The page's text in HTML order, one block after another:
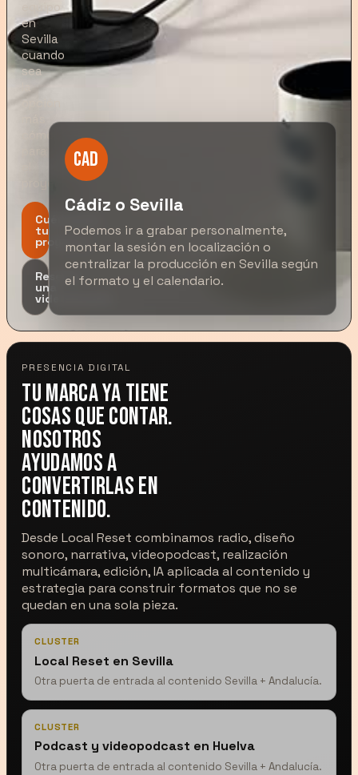
equipo
en
Sevilla
cuando
sea
cómoda
proyecto.
Cuéntanos
tu
proyecto
Reserva
una
videollamada
CAD
Cádiz o Sevilla
Podemos ir a grabar personalmente,
montar la sesión en localización o
centralizar la producción en Sevilla según
el formato y el calendario.
PRESENCIA DIGITAL
Tu marca ya tiene
cosas que contar.
Nosotros
ayudamos a
convertirlas en
contenido.
Desde Local Reset combinamos radio, diseño
sonoro, narrativa, videopodcast, realización
multicámara, edición, IA aplicada al contenido y
estrategia para construir formatos que no se
quedan en una sola pieza.
CLUSTER
Local Reset en Sevilla
Otra puerta de entrada al contenido Sevilla + Andalucía.
CLUSTER
Podcast y videopodcast en Huelva
Otra puerta de entrada al contenido Sevilla + Andalucía.